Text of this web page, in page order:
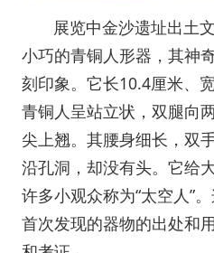
展览中金沙遗址出土
小巧的青铜人形器，其神
刻印象。它长10.4厘米、
青铜人呈站立状，双腿向
尖上翘。其腰身细长，双
沿孔洞，却没有头。它给
许多小观众称为“太空人”
首次发现的器物的出处和